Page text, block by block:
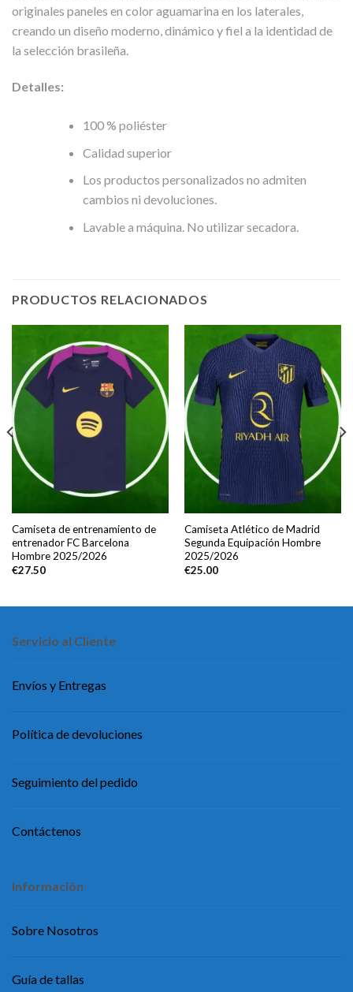
originales paneles en color aguamarina en los laterales,
creando un diseño moderno, dinámico y fiel a la identidad de
la selección brasileña.
Detalles:
100 % poliéster
Calidad superior
Los productos personalizados no admiten
cambios ni devoluciones.
Lavable a máquina. No utilizar secadora.
PRODUCTOS RELACIONADOS
Camiseta de entrenamiento de
entrenador FC Barcelona
Hombre 2025/2026
€27.50
Camiseta Atlético de Madrid
Segunda Equipación Hombre
2025/2026
€25.00
Servicio al Cliente
Envíos y Entregas
Política de devoluciones
Seguimiento del pedido
Contáctenos
Información
Sobre Nosotros
Guía de tallas